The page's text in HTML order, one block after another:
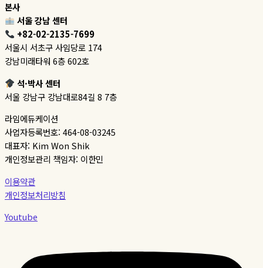
본사
서울 강남 센터
+82-02-2135-7699
서울시 서초구 사임당로 174
강남미래타워 6층 602호
석·박사 센터
서울 강남구 강남대로84길 8 7층
라임에듀케이션
사업자등록번호: 464-08-03245
대표자: Kim Won Shik
개인정보관리 책임자: 이한민
이용약관
개인정보처리방침
Youtube